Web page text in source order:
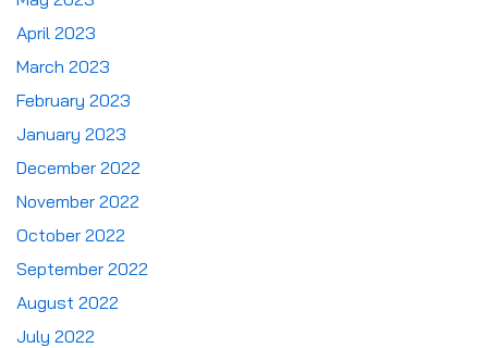
April 2023
March 2023
February 2023
January 2023
December 2022
November 2022
October 2022
September 2022
August 2022
July 2022